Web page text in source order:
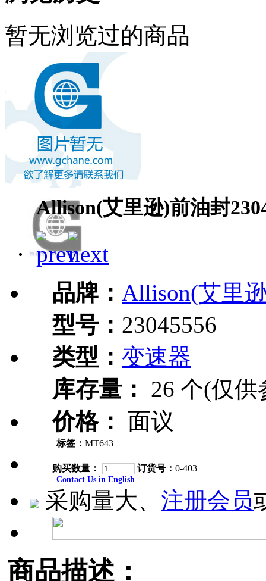
暂无浏览过的商品
Allison(艾里逊)前油封
品牌： Allison(艾里
型号： 23045556
类型： 变速器
库存量：
26 个(仅供
价格： 面议
标签： MT643
购买数量： 订货号： 0-403
Contact Us in English
采购量大、 注册会员
商品描述：